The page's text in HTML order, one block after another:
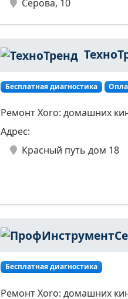
Серова, 10
Бесплатная диагностика
Ремонт Xoro: домашних
Адрес:
Красный путь дом 18
Бесплатная диагностика
Ремонт Xoro: домашних